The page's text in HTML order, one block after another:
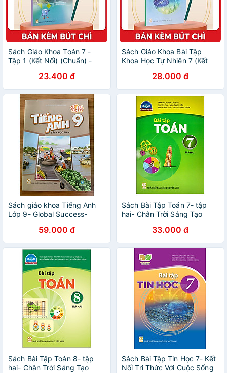
Sách Giáo Khoa Toán 7 -
Tập 1 (Kết Nối) (Chuẩn) -
23.400 đ
Sách Giáo Khoa Bài Tập
Khoa Học Tự Nhiên 7 (Kết
28.000 đ
Sách giáo khoa Tiếng Anh
Lớp 9- Global Success-
nhãn tên)59.000 đ
Sách Bài Tập Toán 7- tập
hai- Chân Trời Sáng Tạo
33.000 đ
Sách Bài Tập Toán 8- tập
hai- Chân Trời Sáng Tạo
Sách Bài Tập Tin Học 7- Kết
Nối Tri Thức Với Cuộc Sống